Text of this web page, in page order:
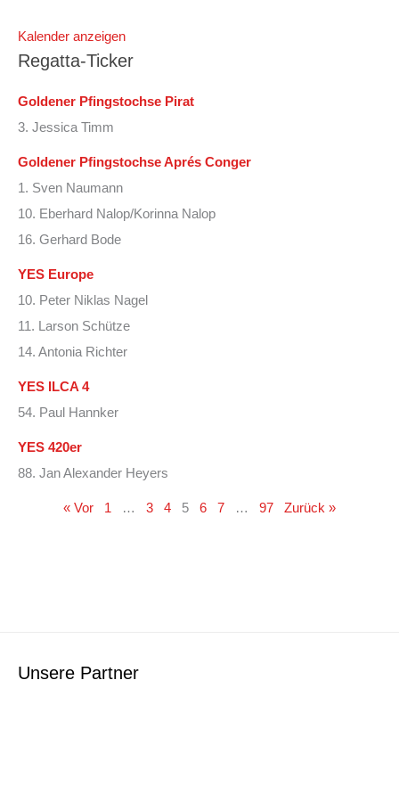
Kalender anzeigen
Regatta-Ticker
Goldener Pfingstochse Pirat
3. Jessica Timm
Goldener Pfingstochse Aprés Conger
1. Sven Naumann
10. Eberhard Nalop/Korinna Nalop
16. Gerhard Bode
YES Europe
10. Peter Niklas Nagel
11. Larson Schütze
14. Antonia Richter
YES ILCA 4
54. Paul Hannker
YES 420er
88. Jan Alexander Heyers
« Vor 1 … 3 4 5 6 7 … 97 Zurück »
Unsere Partner